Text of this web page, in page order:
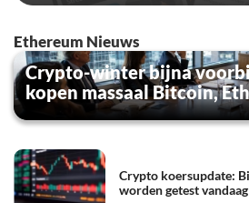
Ethereum Nieuws
Crypto-winter bijna
kopen massaal Bitcoin,
Crypto koersupdate:
worden getest vandaag